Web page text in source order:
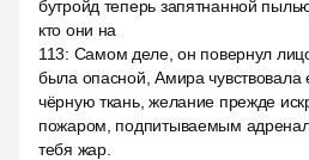
бутройд теперь запятнанной
кто они на
113: Самом деле, он повернул
была опасной, Амира чувствовала
чёрную ткань, желание прежде
пожаром, подпитываемым
тебя жар.